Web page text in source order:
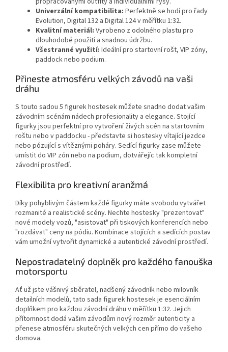
Univerzální kompatibilita: Perfektně se hodí pro řady
Evolution, Digital 132 a Digital 124 v měřítku 1:32.
Kvalitní materiál: Vyrobeno z odolného plastu pro
dlouhodobé použití a snadnou údržbu.
Všestranné využití: Ideální pro startovní rošt, VIP zóny,
paddock nebo podium.
Přineste atmosféru velkých závodů na vaši
dráhu
S touto sadou 5 figurek hostesek můžete snadno dodat vašim
závodním scénám nádech profesionality a elegance. Stojící
figurky jsou perfektní pro vytvoření živých scén na startovním
roštu nebo v paddocku - představte si hostesky vítající jezdce
nebo pózující s vítěznými poháry. Sedící figurky zase můžete
umístit do VIP zón nebo na podium, dotvářejíc tak kompletní
závodní prostředí.
Flexibilita pro kreativní aranžmá
Díky pohyblivým částem každé figurky máte svobodu vytvářet
rozmanité a realistické scény. Nechte hostesky "prezentovat"
nové modely vozů, "asistovat" při tiskových konferencích nebo
"rozdávat" ceny na pódiu. Kombinace stojících a sedících postav
vám umožní vytvořit dynamické a autentické závodní prostředí.
Nepostradatelný doplněk pro každého fanouška
motorsportu
Ať už jste vášnivý sběratel, nadšený závodník nebo milovník
detailních modelů, tato sada figurek hostesek je esenciálním
doplňkem pro každou závodní dráhu v měřítku 1:32. Jejich
přítomnost dodá vašim závodům nový rozměr autenticity a
přenese atmosféru skutečných velkých cen přímo do vašeho
domova.